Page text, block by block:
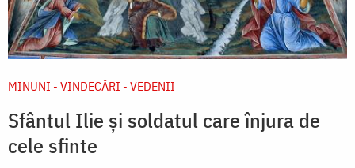
MINUNI - VINDECĂRI - VEDENII
Sfântul Ilie și soldatul care înjura de
cele sfinte